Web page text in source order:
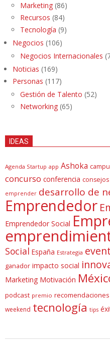
Marketing (86)
Recursos (84)
Tecnología (9)
Negocios (106)
Negocios Internacionales
Noticias (169)
Personas (117)
Gestión de Talento (52)
Networking (65)
IDEAS
Agenda Startup app Ashoka
concurso conferencia consejos
emprender desarrollo de
Emprendedor
Emprendedor Social
Social España Estrategia
ganador impacto social
Marketing Motivación
podcast premio recomendaciones
weekend tecnología tips